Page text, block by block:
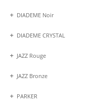
DIADEME Noir
DIADEME CRYSTAL
JAZZ Rouge
JAZZ Bronze
PARKER